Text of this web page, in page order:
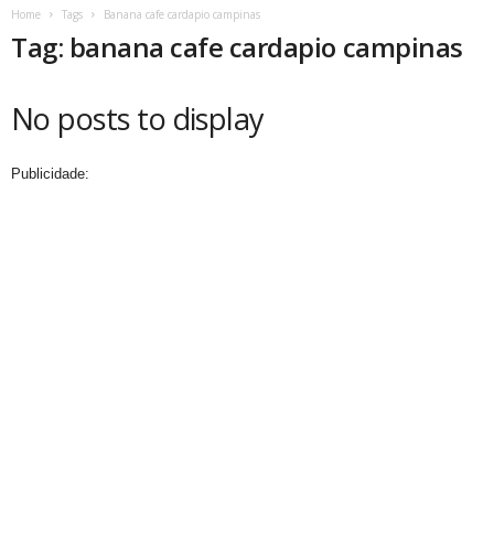
Home Tags Banana cafe cardapio campinas
Tag: banana cafe cardapio campinas
No posts to display
Publicidade: